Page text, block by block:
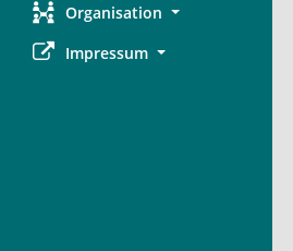
Organisation
Impressum